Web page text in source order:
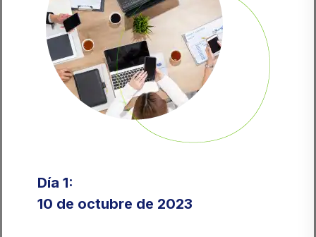
Día 1:
10 de octubre de 2023